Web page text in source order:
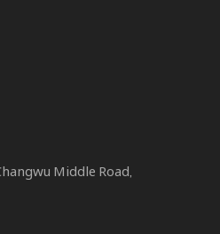
Middle Road,